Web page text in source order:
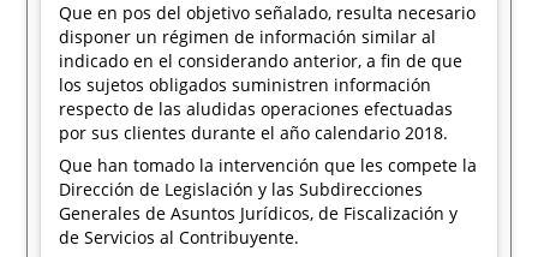
Que en pos del objetivo señalado, resulta necesario
disponer un régimen de información similar al
indicado en el considerando anterior, a fin de que
los sujetos obligados suministren información
respecto de las aludidas operaciones efectuadas
por sus clientes durante el año calendario 2018.
Que han tomado la intervención que les compete la
Dirección de Legislación y las Subdirecciones
Generales de Asuntos Jurídicos, de Fiscalización y
de Servicios al Contribuyente.